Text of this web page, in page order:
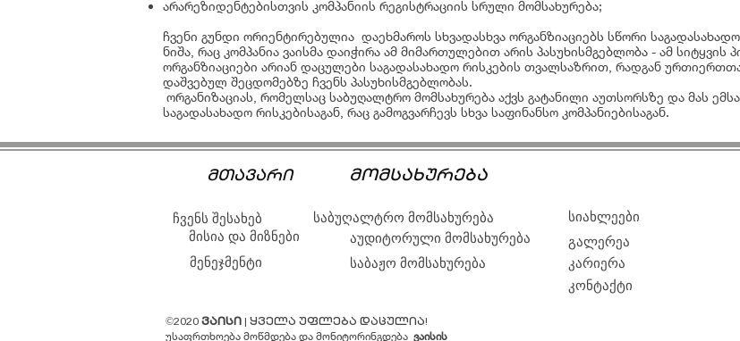
არარეზიდენტებისთვის კომპანიის რეგისტრაციის სრული მომსახურება;
ჩვენი გუნდი ორიენტირებულია დაეხმაროს სხვადასხვა ორგანზიაციებს სწორი
ნიშა, რაც კომპანია ვაისმა დაიჭირა ამ მიმართულებით არის პასუხისმგებლობა - ამ
ორგანზიაციები არიან დაცულები საგადასახადო რისკების თვალსაზრით, რადგან
დაშვებულ შეცდომებზე ჩვენს პასუხისმგებლობას.
ორგანიზაციას, რომელსაც საბუღალტრო მომსახურება აქვს გატანილი აუთსორსზე და მას
საგადასახადო რისკებისაგან, რაც გამოგვარჩევს სხვა საფინანსო კომპანიებისაგან.
მთავარი მომსახურება
ჩვენს შესახებ
მისია და მიზნები
საბუღალტრო მომსახურება
აუდიტორული მომსახურება
მენეჯმენტი
საბაჟო მომსახურება
სიახლეები
გალერეა
კარიერა
კონტაქტი
©2020 ვაისი | ყველა უფლება დაცულია!
უსაფრთხოება მოწმდება და მონიტორინგდება ვაისის